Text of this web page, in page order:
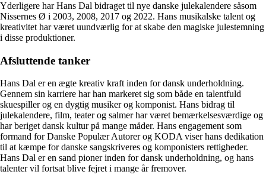
Yderligere har Hans Dal bidraget til nye danske julekalendere såsom
Nissernes Ø i 2003, 2008, 2017 og 2022. Hans musikalske talent og
kreativitet har været uundværlig for at skabe den magiske julestemning
i disse produktioner.
Afsluttende tanker
Hans Dal er en ægte kreativ kraft inden for dansk underholdning.
Gennem sin karriere har han markeret sig som både en talentfuld
skuespiller og en dygtig musiker og komponist. Hans bidrag til
julekalendere, film, teater og salmer har været bemærkelsesværdige og
har beriget dansk kultur på mange måder. Hans engagement som
formand for Danske Populær Autorer og KODA viser hans dedikation
til at kæmpe for danske sangskriveres og komponisters rettigheder.
Hans Dal er en sand pioner inden for dansk underholdning, og hans
talenter vil fortsat blive fejret i mange år fremover.